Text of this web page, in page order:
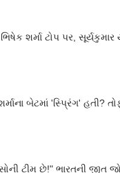
શર્મા ટોપ પર,
બેટમાં 'સ્પ્રિંગ' હતી?
ટીમ છે!" ભારતની